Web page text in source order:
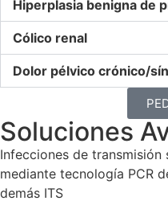
Hiperplasia benigna de
Cólico renal
Dolor pélvico crónico/
Soluciones
Infecciones de
mediante tecnología PCR
demás ITS